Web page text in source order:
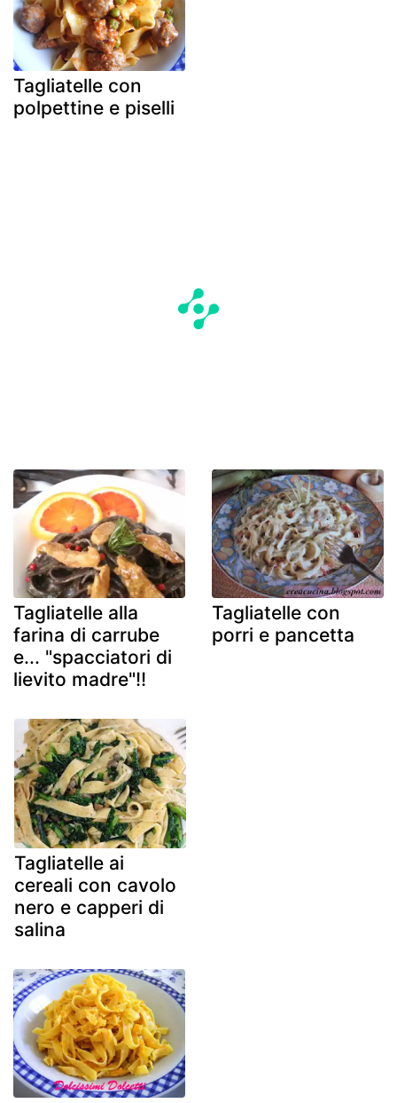
Tagliatelle con
polpettine e piselli
Tagliatelle alla
farina di carrube
e... "spacciatori di
lievito madre"!!
Tagliatelle con
porri e pancetta
Tagliatelle ai
cereali con cavolo
nero e capperi di
salina